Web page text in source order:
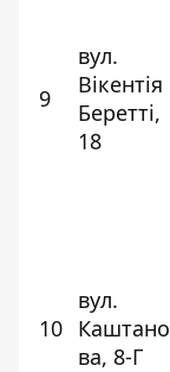
9
вул.
Вікентія
Беретті,
18
10
вул.
Каштано
ва, 8-Г